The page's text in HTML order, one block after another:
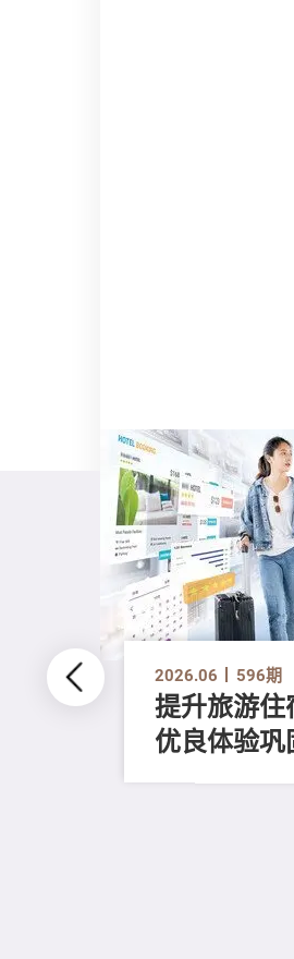
2026.06 596期
提升旅游
优良体验